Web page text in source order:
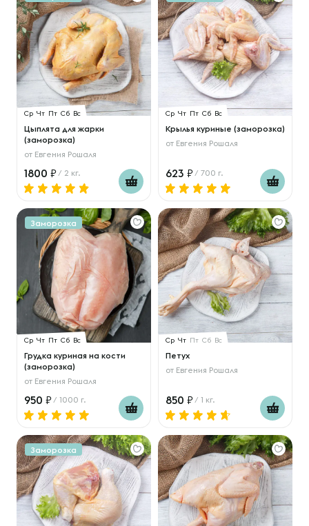
Ср Чт Пт Сб Вс
Цыплята для жарки
(заморозка)
от Евгения Рошаля
1800 / 2 кг.
Ср Чт Пт Сб Вс
Крылья куриные (заморозка)
от Евгения Рошаля
623 / 700 г.
Заморозка
Ср Чт Пт Сб Вс
Грудка куриная на кости
(заморозка)
от Евгения Рошаля
950 / 1000 г.
Ср Чт Пт Сб Вс
Петух
от Евгения Рошаля
850 / 1 кг.
Заморозка